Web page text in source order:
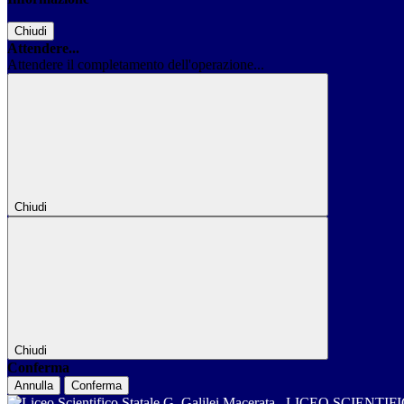
Chiudi
Attendere...
Attendere il completamento dell'operazione...
Chiudi
Chiudi
Conferma
Annulla Conferma